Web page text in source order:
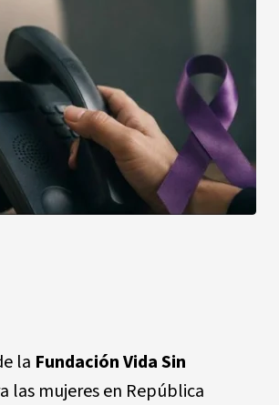
la Fundación Vida Sin
las mujeres en República